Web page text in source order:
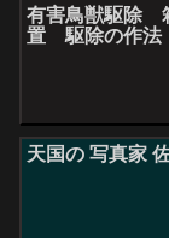
有害鳥獣駆除
置 駆除の作
天国の 写真家